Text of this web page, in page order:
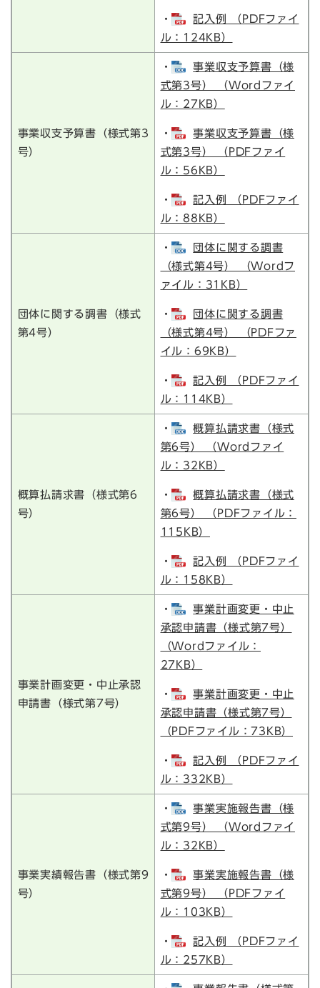
・
記入例 （PDFファイ
ル：124KB）
事業収支予算書（様式第3
号）
・
事業収支予算書（様
式第3号） （Wordファイ
ル：27KB）
・
事業収支予算書（様
式第3号） （PDFファイ
ル：56KB）
・
記入例 （PDFファイ
ル：88KB）
団体に関する調書（様式
第4号）
・
団体に関する調書
（様式第4号） （Wordフ
ァイル：31KB）
・
団体に関する調書
（様式第4号） （PDFファ
イル：69KB）
・
記入例 （PDFファイ
ル：114KB）
概算払請求書（様式第6
号）
・
概算払請求書（様式
第6号） （Wordファイ
ル：32KB）
・
概算払請求書（様式
第6号） （PDFファイル：
115KB）
・
記入例 （PDFファイ
ル：158KB）
事業計画変更・中止承認
申請書（様式第7号）
・
事業計画変更・中止
承認申請書（様式第7号）
（Wordファイル：
27KB）
・
事業計画変更・中止
承認申請書（様式第7号）
（PDFファイル：73KB）
・
記入例 （PDFファイ
ル：332KB）
事業実績報告書（様式第9
号）
・
事業実施報告書（様
式第9号） （Wordファイ
ル：32KB）
・
事業実施報告書（様
式第9号） （PDFファイ
ル：103KB）
・
記入例 （PDFファイ
ル：257KB）